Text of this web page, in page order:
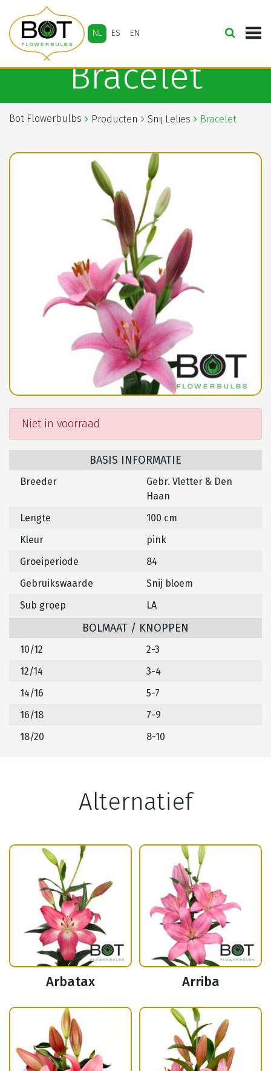
NL ES EN
Bracelet
Bot Flowerbulbs Producten Snij Lelies Bracelet
Niet in voorraad
BASIS INFORMATIE
Breeder
Gebr. Vletter & Den
Haan
Lengte
100 cm
Kleur
pink
Groeiperiode
84
Gebruikswaarde
Snij bloem
Sub groep
LA
BOLMAAT / KNOPPEN
10/12
2-3
12/14
3-4
14/16
5-7
16/18
7-9
18/20
8-10
Alternatief
Arbatax Arriba